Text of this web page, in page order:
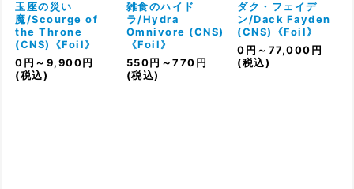
玉座の災い
魔/Scourge of
the Throne
(CNS)《Foil》
0 円 ～9,900 円
(税込)
雑食のハイド
ラ/Hydra
Omnivore (CNS)
《Foil》
550 円 ～770 円
(税込)
ダク・フェイデ
ン/Dack Fayden
(CNS)《Foil》
0 円 ～77,000 円
(税込)